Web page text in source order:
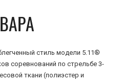
стиль модели 5.11®
соревнований по стрельбе 3-
ткани (полиэстер и